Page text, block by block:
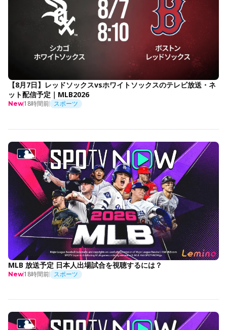
【8月7日】レッドソックスvsホワイトソックスのテレビ放送・ネ
ット配信予定｜MLB2026
New18時間前 スポーツ
MLB 放送予定 日本人出場試合を視聴するには？
New18時間前 スポーツ